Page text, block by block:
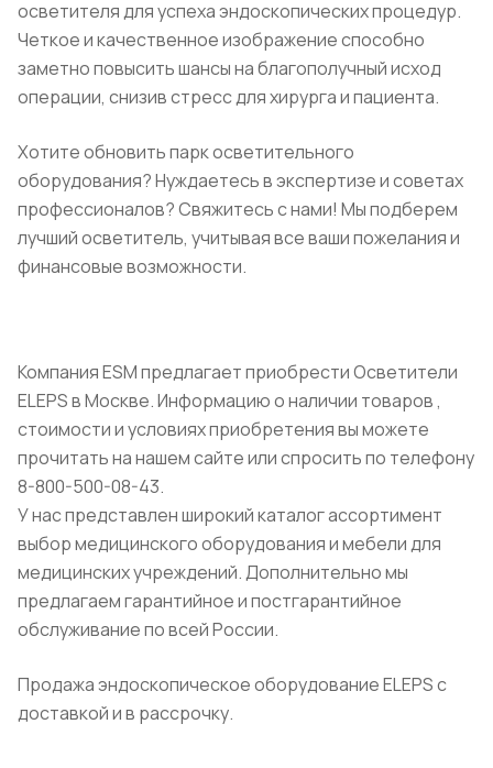
осветителя для успеха эндоскопических процедур.
Четкое и качественное изображение способно
заметно повысить шансы на благополучный исход
операции, снизив стресс для хирурга и пациента.
Хотите обновить парк осветительного
оборудования? Нуждаетесь в экспертизе и советах
профессионалов? Свяжитесь с нами! Мы подберем
лучший осветитель, учитывая все ваши пожелания и
финансовые возможности.
Компания ESM предлагает приобрести Осветители
ELEPS в Москве. Информацию о наличии товаров ,
стоимости и условиях приобретения вы можете
прочитать на нашем сайте или спросить по телефону
8-800-500-08-43.
У нас представлен широкий каталог ассортимент
выбор медицинского оборудования и мебели для
медицинских учреждений. Дополнительно мы
предлагаем гарантийное и постгарантийное
обслуживание по всей России.
Продажа эндоскопическое оборудование ELEPS с
доставкой и в рассрочку.